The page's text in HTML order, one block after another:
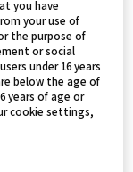
you have
your use of
the purpose of
or social
under 16 years
below the age of
years of age or
cookie settings,